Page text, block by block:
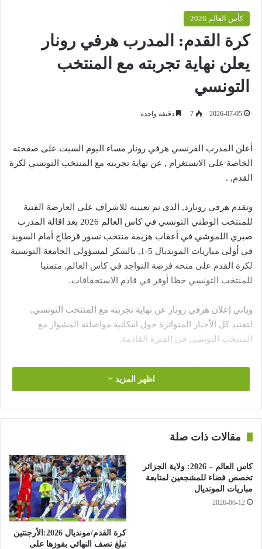
كأس العالم 2026
كرة القدم: المدرب هرفي رونار
يعلن نهاية تجربته مع المنتخب
التونسي
2026-07-05
7 دقيقة واحدة
أعلن المدرب الفرنسي هرفي رونار مساء اليوم السبت على صفحته
الخاصة على الانستغرام , عن نهاية تجربته مع المنتخب التونسي لكرة
القدم, .
وتقدم هرفي رونارد, الذي تم تعيينه للاشراف على العارضة الفنية
للمنتخب الوطني التونسي في كاس العالم 2026 بعد اقالة المدرب
صبري اللموشي في أعقاب هزيمة منتخب نسور قرطاج أمام السويد
في أولى مباريات المونديال 5-1, بالشكر لمسؤولي الجامعة التونسية
لكرة القدم على منحه فرصة التواجد في كاس العالم, متمنيا
للمنتخب التونسي حظا أوفر في قادم الاستحقاقات.
وياتي إعلان هرفي رونار عن نهاية تجربته مع المنتخب التونسي,
لتفنيد كل الأخبار المتواترة حول امكانية مواصلته المشوار مع
المنتخب التونسي في الفترة القادمة.
وكانت الجامعة التونسية لكرة القدم, قد اعلنت يوم 16 يونيو
المنقضي عن تعيين هرفي رونار مدربا للمنتخب الأول إلى حين نهاية
بعد نهاية المشاركة في كأس العالم، من أجل تعاون طويل المدى بناء
واشرف رونار على المنتخب التونسي في مونديال 2026 , حيث انهزم
في مباراة اليابان بنتيجة 4-0 وضد هولندا 3-1. (واج)
اظهر المزيد
مقالات ذات صلة
كاس العالم – 2026: ولاية الجزائر
تخصص فضاء للمشجعين لمتابعة
مباريات المونديال
2026-06-12
كرة القدم/مونديال 2026:الأرجنتين
تبلغ نصف النهائي بفوزها على